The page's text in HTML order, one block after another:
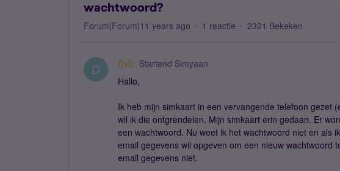
wachtwoord?
Forum|Forum|11 years ago 1 reactie 2321 Bekeken
D DvD Startend Simyaan
Hallo,
Ik heb mijn simkaart in een vervangende telefoon gezet
wil ik die ontgrendelen. Mijn simkaart erin gedaan. Er
een wachtwoord. Nu weet ik het wachtwoord niet en als
email gegevens wil opgeven om een nieuw wachtwoord
email gegevens niet.